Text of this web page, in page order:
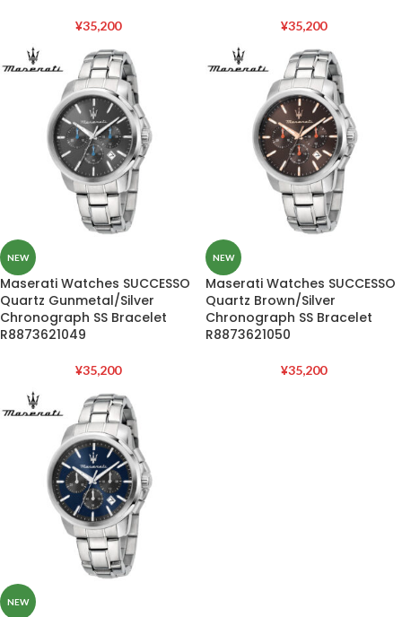
¥35,200 ¥35,200
NEW
Maserati Watches SUCCESSO
Quartz Gunmetal/Silver
Chronograph SS Bracelet
R8873621049
¥35,200
NEW
Maserati Watches SUCCESSO
Quartz Brown/Silver
Chronograph SS Bracelet
R8873621050
¥35,200
NEW